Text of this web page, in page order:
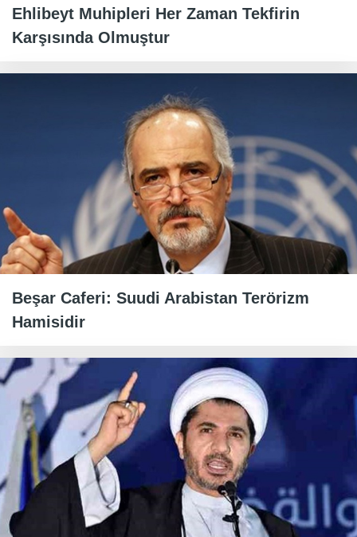
Ehlibeyt Muhipleri Her Zaman Tekfirin
Karşısında Olmuştur
Beşar Caferi: Suudi Arabistan Terörizm
Hamisidir